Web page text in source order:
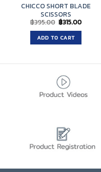
CHICCO SHORT BLADE
SCISSORS
฿395.00 Original
price
was:
฿395.00.
฿315.00Current
ADD TO CART